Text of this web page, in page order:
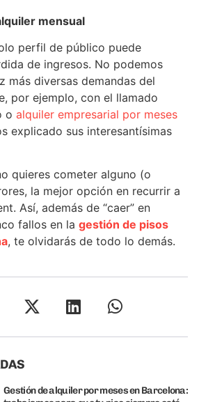
mensual
perfil de público puede
de ingresos. No podemos
más diversas demandas del
por ejemplo, con el llamado
o alquiler empresarial por meses
explicado sus interesantísimas
quieres cometer alguno (o
la mejor opción en recurrir a
Así, además de “caer” en
fallos en la gestión de pisos
, te olvidarás de todo lo demás.
Gestión de alquiler por meses en Barcelona: